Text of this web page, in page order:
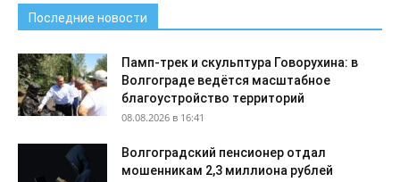
Последние новости
Памп-трек и скульптура Говорухина: в
Волгограде ведётся масштабное
благоустройство территорий
08.08.2026 в 16:41
Волгоградский пенсионер отдал
мошенникам 2,3 миллиона рублей